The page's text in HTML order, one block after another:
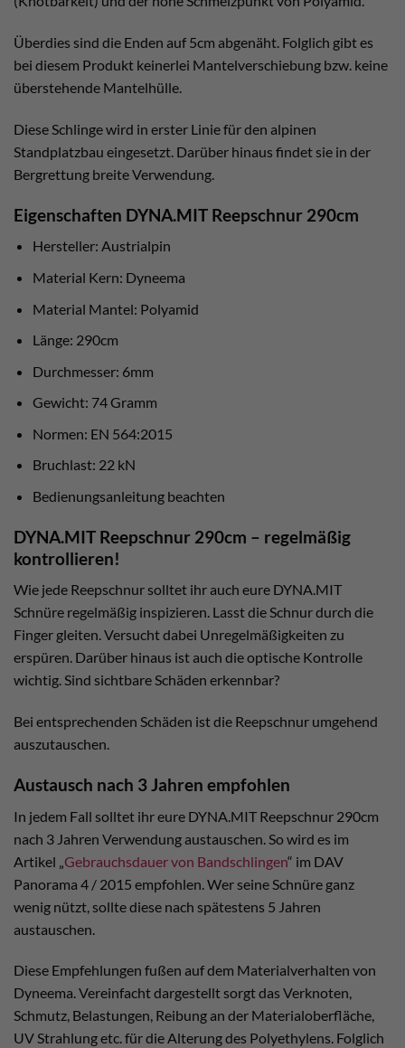
Überdies sind die Enden auf 5cm abgenäht. Folglich gibt es
bei diesem Produkt keinerlei Mantelverschiebung bzw. keine
überstehende Mantelhülle.
Diese Schlinge wird in erster Linie für den alpinen
Standplatzbau eingesetzt. Darüber hinaus findet sie in der
Bergrettung breite Verwendung.
Eigenschaften DYNA.MIT Reepschnur 290cm
Hersteller: Austrialpin
Material Kern: Dyneema
Material Mantel: Polyamid
Länge: 290cm
Durchmesser: 6mm
Gewicht: 74 Gramm
Normen: EN 564:2015
Bruchlast: 22 kN
Bedienungsanleitung beachten
DYNA.MIT Reepschnur 290cm – regelmäßig
kontrollieren!
Wie jede Reepschnur solltet ihr auch eure DYNA.MIT
Schnüre regelmäßig inspizieren. Lasst die Schnur durch die
Finger gleiten. Versucht dabei Unregelmäßigkeiten zu
erspüren. Darüber hinaus ist auch die optische Kontrolle
wichtig. Sind sichtbare Schäden erkennbar?
Bei entsprechenden Schäden ist die Reepschnur umgehend
auszutauschen.
Austausch nach 3 Jahren empfohlen
In jedem Fall solltet ihr eure DYNA.MIT Reepschnur 290cm
nach 3 Jahren Verwendung austauschen. So wird es im
Artikel „ Gebrauchsdauer von Bandschlingen“ im DAV
Panorama 4 / 2015 empfohlen. Wer seine Schnüre ganz
wenig nützt, sollte diese nach spätestens 5 Jahren
austauschen.
Diese Empfehlungen fußen auf dem Materialverhalten von
Dyneema. Vereinfacht dargestellt sorgt das Verknoten,
Schmutz, Belastungen, Reibung an der Materialoberfläche,
UV Strahlung etc. für die Alterung des Polyethylens. Folglich